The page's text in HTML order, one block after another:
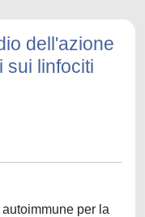
dell'azione
sui linfociti
per la